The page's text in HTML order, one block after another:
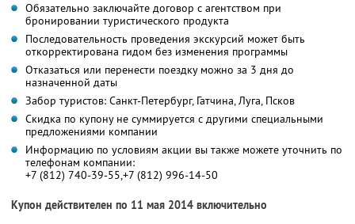
Обязательно заключайте договор с агентством при
бронировании туристического продукта
Последовательность проведения экскурсий может быть
откорректирована гидом без изменения программы
Отказаться или перенести поездку можно за 3 дня до
назначенной даты
Забор туристов: Санкт-Петербург, Гатчина, Луга, Псков
Скидка по купону не суммируется с другими специальными
предложениями компании
Информацию по условиям акции вы также можете уточнить по
телефонам компании:
+7 (812) 740-39-55,+7 (812) 996-14-50
Купон действителен по 11 мая 2014 включительно